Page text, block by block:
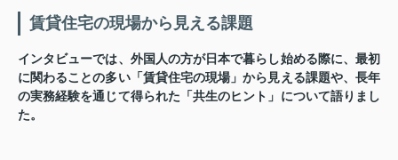
賃貸住宅の現場から見える課題
インタビューでは、外国人の方が日本で暮らし始める際に、最初
に関わることの多い「賃貸住宅の現場」から見える課題や、長年
の実務経験を通じて得られた「共生のヒント」について語りまし
た。